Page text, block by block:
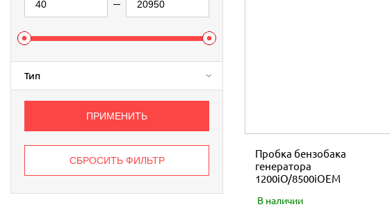
Тип
Пробка бензобака
генератора
1200iO/8500iOEM
В наличии